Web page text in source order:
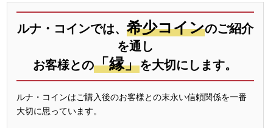
ルナ・コインでは、 希少コインのご紹介
を通し
お客様との「縁」を大切にします。
ルナ・コインはご購入後のお客様との末永い信頼関係を一番
大切に思っています。